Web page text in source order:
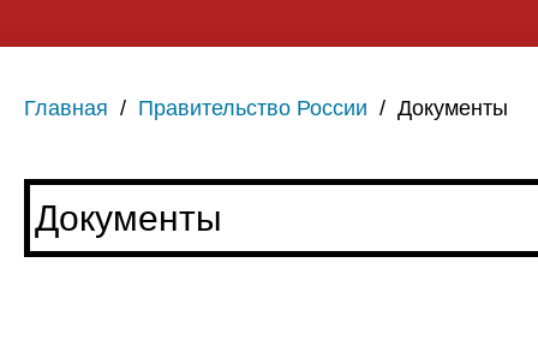
Главная / Правительство России / Документы